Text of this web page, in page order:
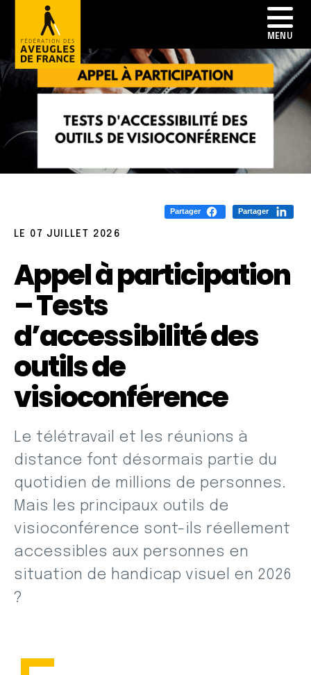
Partager Partager
LE 07 JUILLET 2026
Appel à participation
– Tests
d’accessibilité des
outils de
visioconférence
Le télétravail et les réunions à
distance font désormais partie du
quotidien de millions de personnes.
Mais les principaux outils de
visioconférence sont-ils réellement
accessibles aux personnes en
situation de handicap visuel en 2026
?